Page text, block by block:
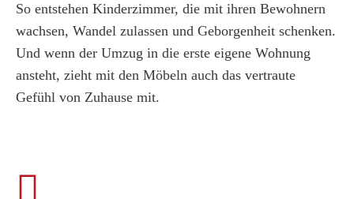
So entstehen Kinderzimmer, die mit ihren Bewohnern
wachsen, Wandel zulassen und Geborgenheit schenken.
Und wenn der Umzug in die erste eigene Wohnung
ansteht, zieht mit den Möbeln auch das vertraute
Gefühl von Zuhause mit.